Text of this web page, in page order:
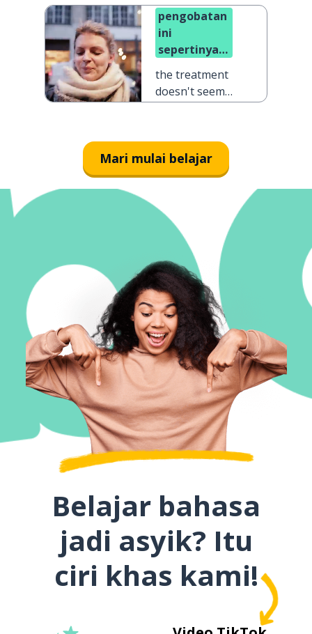
pengobatan
ini
sepertinya
dampaknya
ya?
the treatment
doesn't seem
Mari mulai belajar
Belajar bahasa
jadi asyik? Itu
ciri khas kami!